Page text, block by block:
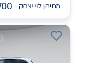
מחירון לוי יצחק -